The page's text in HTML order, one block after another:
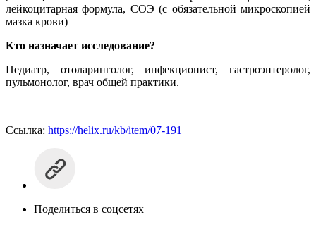
лейкоцитарная формула, СОЭ (с обязательной микроскопией
мазка крови)
Кто назначает исследование?
Педиатр, отоларинголог, инфекционист, гастроэнтеролог,
пульмонолог, врач общей практики.
Ссылка: https://helix.ru/kb/item/07-191
Поделиться в соцсетях